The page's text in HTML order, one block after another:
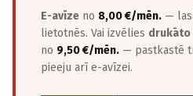
E-avīze no 8,00 €/mēn. —
lietotnēs. Vai izvēlies drukāto
no 9,50 €/mēn. — pastkastē
pieeju arī e-avīzei.